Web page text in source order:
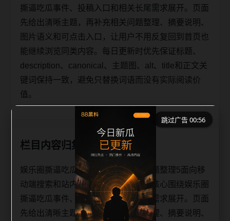
撕逼吃瓜事件、投稿入口和相关长尾需求展开。页面
先给出清晰主题，再补充相关问题整理、摘要说明、
图片语义和可点击入口，让用户不用反复回到首页也
能继续浏览同类内容。每日更新时优先保证标题、
description、canonical、主题图、alt、title和正文关
键词保持一致，避免只替换词语而没有实际阅读价
值。
栏目内容归集
娱乐圈撕逼吃瓜事件投稿入口相关问题整理5面向移
动端搜索和站内连续阅读场景整理，核心围绕娱乐圈
撕逼吃瓜事件、投稿入口和相关长尾需求展开。页面
先给出清晰主题，再补充相关问题整理、摘要说明、
跳过广告 00:56